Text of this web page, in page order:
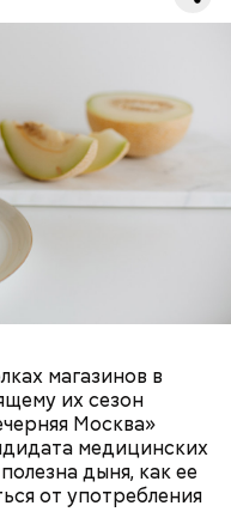
магазинов в
их сезон
Москва»
медицинских
дыня, как ее
от употребления
не нужно тратить
рассказала
богат витаминами и
в
А) — отвечает за
и
кожи. Дыня
А еще именно
дыне желтый
зрение;
действие,
давления;
дает сосудам
предотвращает